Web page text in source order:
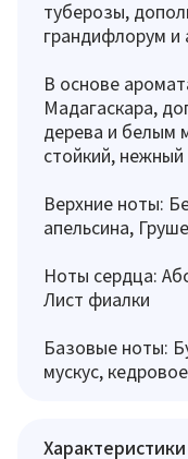
туберозы,
грандифлорум и
В основе
Мадагаскара,
дерева и белым
стойкий,
Верхние ноты:
апельсина,
Ноты сердца:
Лист фиалки
Базовые ноты:
мускус,
Характеристики